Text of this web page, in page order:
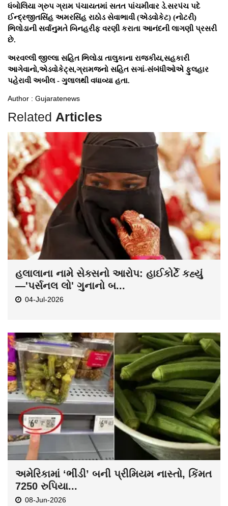
ધંબોલિયા ગ્રુપ ગ્રામ પંચાયતમાં સતત પાંચમીવાર ડે.સરપંચ પદે
ઈન્દ્રજીતસિંહ અમરસિંહ રાઠોડ સેવાભાવી (એડવોકેટ) (નોટરી)
ભિલોડાની સર્વાનુમતે બિનહરીફ વરણી કરાતા આનંદની લાગણી પ્રસરી
છે.
અરવલ્લી જીલ્લા સહિત ભિલોડા તાલુકાના રાજકીય,સહકારી
આગેવાનો,એડવોકેટ્સ,ગ્રામજનો સહિત સગાં-સંબંધીઓએ ફુલહાર
પહેરાવી અબીલ - ગુલાલથી વધાવ્યા હતા.
Author : Gujaratenews
Related Articles
હલાલાના નામે સેક્સનો આરોપ: હાઈકોર્ટે કહ્યું
—'પર્સનલ લો' ગુનાનો બ...
04-Jul-2026
અમેરિકામાં ‘ભીંડી’ બની પ્રીમિયમ નાસ્તો, કિંમત
7250 રુપિયા...
08-Jun-2026